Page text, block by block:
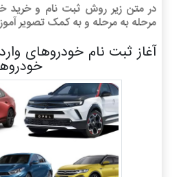
در متن زیر روش ثبت نام و خرید
مرحله به مرحله و به کمک تصویر
آغاز ثبت نام خودروهای